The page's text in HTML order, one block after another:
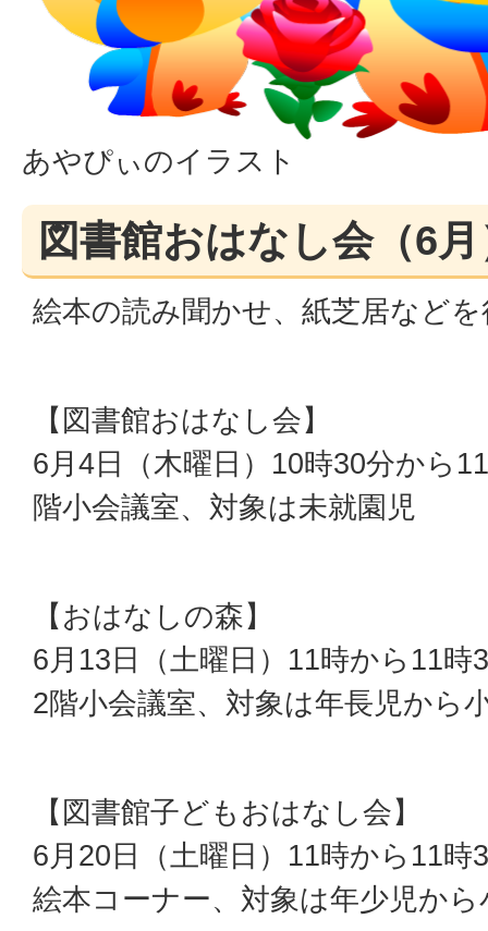
あやぴぃのイラスト
図書館おはなし会（6
絵本の読み聞かせ、紙芝居など
【図書館おはなし会】
6月4日（木曜日）10時30分から
階小会議室、対象は未就園児
【おはなしの森】
6月13日（土曜日）11時から11時
2階小会議室、対象は年長児から
【図書館子どもおはなし会】
6月20日（土曜日）11時から11時
絵本コーナー、対象は年少児か